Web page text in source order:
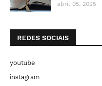
abril 05, 2025
REDES SOCIAIS
youtube
instagram